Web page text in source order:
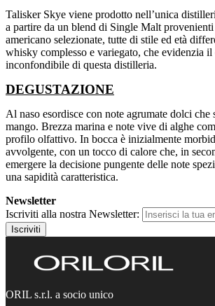
Talisker Skye viene prodotto nell’unica
a partire da un blend di Single Malt
americano selezionate, tutte di stile ed età
whisky complesso e variegato, che evidenzia il
inconfondibile di questa distilleria.
DEGUSTAZIONE
Al naso esordisce con note agrumate dolci
mango. Brezza marina e note vive di alghe
profilo olfattivo. In bocca è inizialmente
avvolgente, con un tocco di calore che, in
emergere la decisione pungente delle note
una sapidità caratteristica.
Newsletter
Iscriviti alla nostra Newsletter:
Iscriviti
ORIL s.r.l. a socio unico